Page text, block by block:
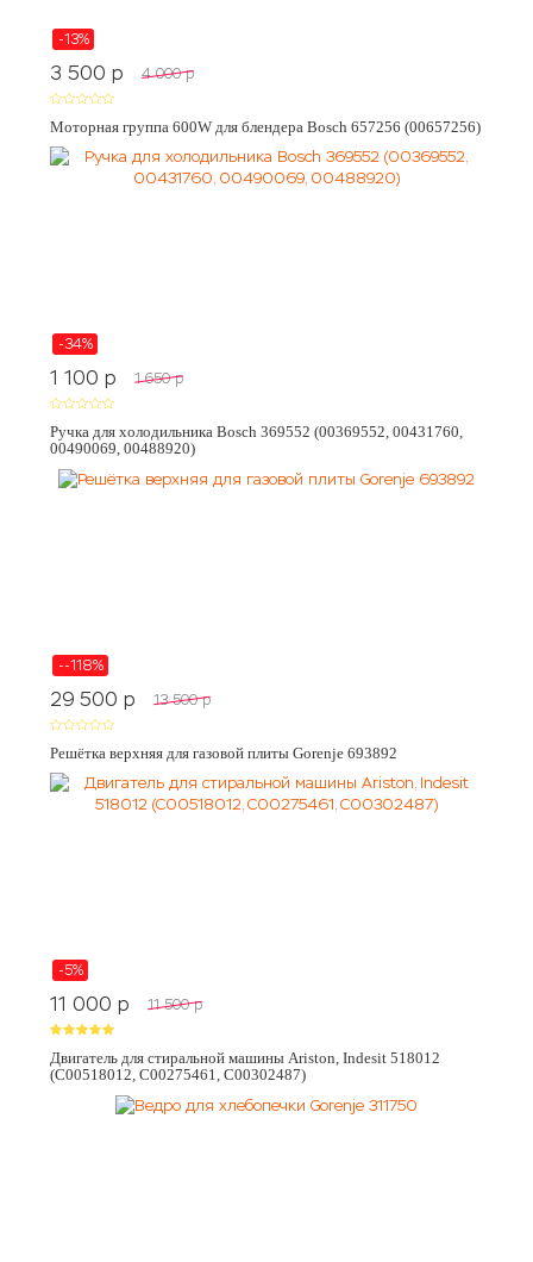
-13%
3 500 p 4 000 p
Моторная группа 600W для блендера Bosch 657256 (00657256)
-34%
1 100 p 1 650 p
Ручка для холодильника Bosch 369552 (00369552, 00431760,
00490069, 00488920)
--118%
29 500 p 13 500 p
Решётка верхняя для газовой плиты Gorenje 693892
-5%
11 000 p 11 500 p
Двигатель для стиральной машины Ariston, Indesit 518012
(C00518012, C00275461, C00302487)